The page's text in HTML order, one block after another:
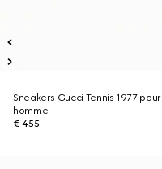
Sneakers Gucci Tennis 1977 pour
homme
€ 455